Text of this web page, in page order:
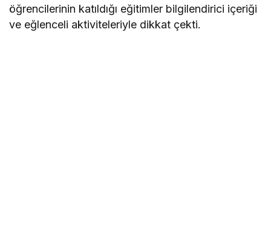
öğrencilerinin katıldığı eğitimler bilgilendirici içeriği
ve eğlenceli aktiviteleriyle dikkat çekti.